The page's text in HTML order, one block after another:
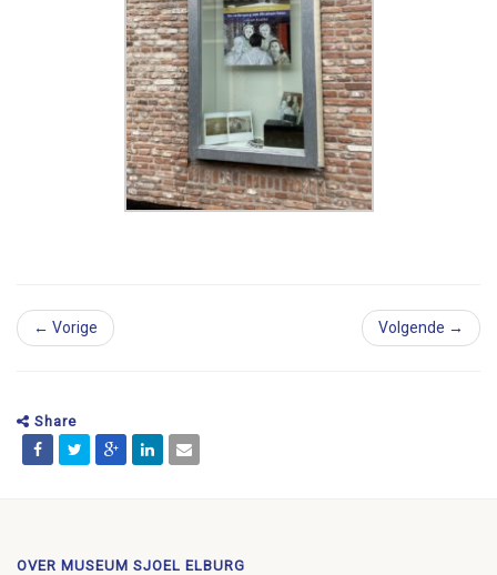
← Vorige Volgende →
Share
OVER MUSEUM SJOEL ELBURG